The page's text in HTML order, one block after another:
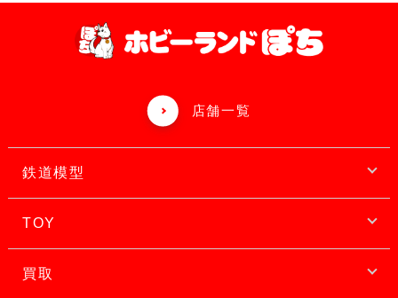
店舗一覧
鉄道模型
TOY
買取